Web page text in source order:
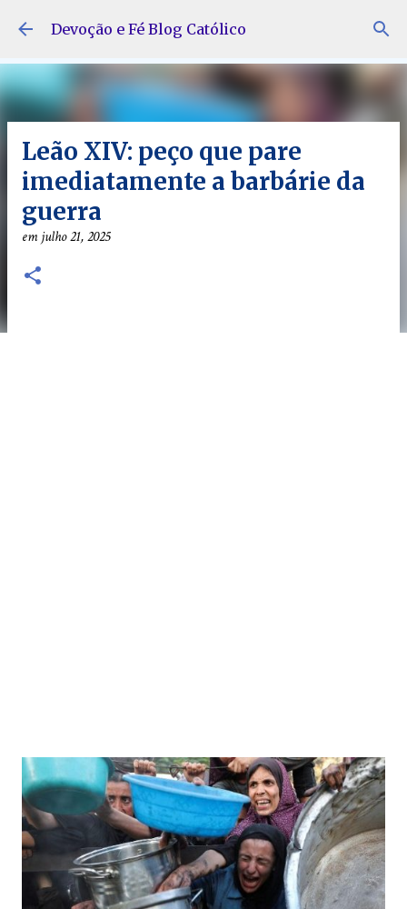
Pular para o conteúdo principal
Devoção e Fé Blog Católico
Leão XIV: peço que pare
imediatamente a barbárie da
guerra
emjulho 21, 2025